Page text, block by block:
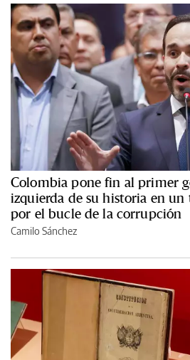
Colombia pone fin al primer
izquierda de su historia en un
por el bucle de la corrupción
Camilo Sánchez